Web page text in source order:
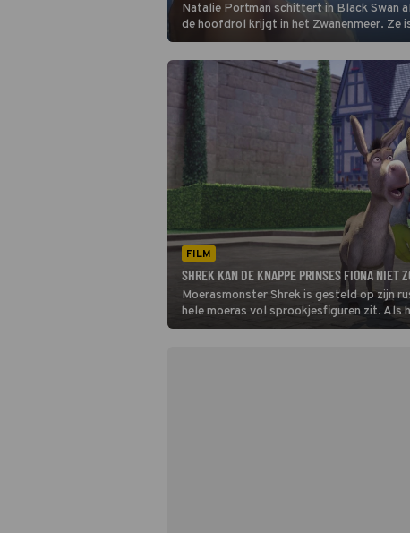
Natalie Portman schittert in Black Swan
de hoofdrol krijgt in het Zwanenmeer. Ze
personificatie van de fragiele witte
begint steeds meer te lijken op Odile, de
zwarte zwaan.
FILM
SHREK KAN DE KNAPPE PRINSES FIONA NIET
Moerasmonster Shrek is gesteld op zijn
hele moeras vol sprookjesfiguren zit. Als
dat Shrek zijn moeras weer voor zichzelf